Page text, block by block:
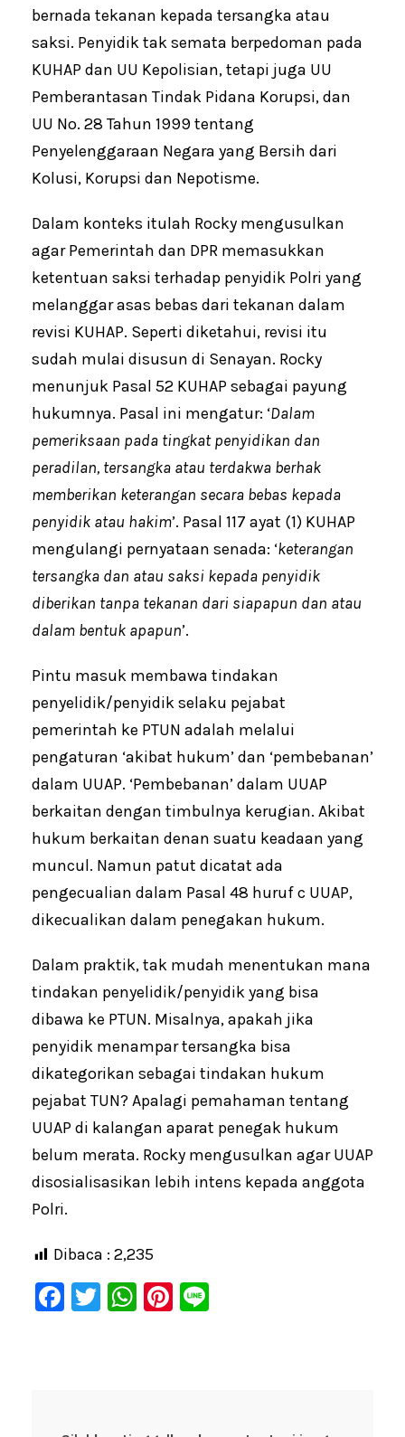
bernada tekanan kepada tersangka atau
saksi. Penyidik tak semata berpedoman pada
KUHAP dan UU Kepolisian, tetapi juga UU
Pemberantasan Tindak Pidana Korupsi, dan
UU No. 28 Tahun 1999 tentang
Penyelenggaraan Negara yang Bersih dari
Kolusi, Korupsi dan Nepotisme.
Dalam konteks itulah Rocky mengusulkan
agar Pemerintah dan DPR memasukkan
ketentuan saksi terhadap penyidik Polri yang
melanggar asas bebas dari tekanan dalam
revisi KUHAP. Seperti diketahui, revisi itu
sudah mulai disusun di Senayan. Rocky
menunjuk Pasal 52 KUHAP sebagai payung
hukumnya. Pasal ini mengatur: ‘Dalam
pemeriksaan pada tingkat penyidikan dan
peradilan, tersangka atau terdakwa berhak
memberikan keterangan secara bebas kepada
penyidik atau hakim’. Pasal 117 ayat (1) KUHAP
mengulangi pernyataan senada: ‘keterangan
tersangka dan atau saksi kepada penyidik
diberikan tanpa tekanan dari siapapun dan atau
dalam bentuk apapun’.
Pintu masuk membawa tindakan
penyelidik/penyidik selaku pejabat
pemerintah ke PTUN adalah melalui
pengaturan ‘akibat hukum’ dan ‘pembebanan’
dalam UUAP. ‘Pembebanan’ dalam UUAP
berkaitan dengan timbulnya kerugian. Akibat
hukum berkaitan denan suatu keadaan yang
muncul. Namun patut dicatat ada
pengecualian dalam Pasal 48 huruf c UUAP,
dikecualikan dalam penegakan hukum.
Dalam praktik, tak mudah menentukan mana
tindakan penyelidik/penyidik yang bisa
dibawa ke PTUN. Misalnya, apakah jika
penyidik menampar tersangka bisa
dikategorikan sebagai tindakan hukum
pejabat TUN? Apalagi pemahaman tentang
UUAP di kalangan aparat penegak hukum
belum merata. Rocky mengusulkan agar UUAP
disosialisasikan lebih intens kepada anggota
Polri.
Dibaca : 2,235
F
T
W Pi